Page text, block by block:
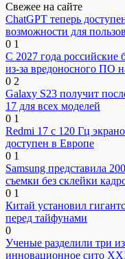
Свежее на сайте
ChatGPT теперь
возможности для
0 1
С 2027 года российские
из-за вредоносного ПО
0 2
Galaxy S23 получит
17 для всех моделей
0 1
Redmi 17 с 120 Гц
доступен в Европе
0 1
Samsung представила
съемки без склейки
0 1
Китай установил
перед тайфунами
0
Ученые разделили три
инновационное сито